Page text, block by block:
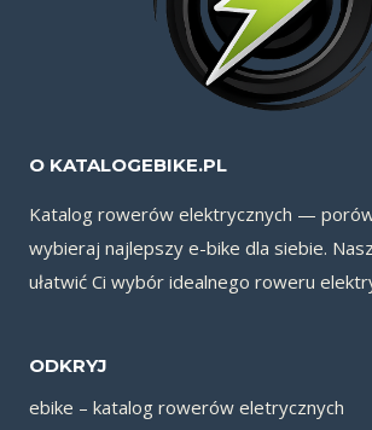
O KATALOGEBIKE.PL
Katalog rowerów elektrycznych —
wybieraj najlepszy e-bike dla siebie.
ułatwić Ci wybór idealnego roweru
ODKRYJ
ebike – katalog rowerów eletrycznych